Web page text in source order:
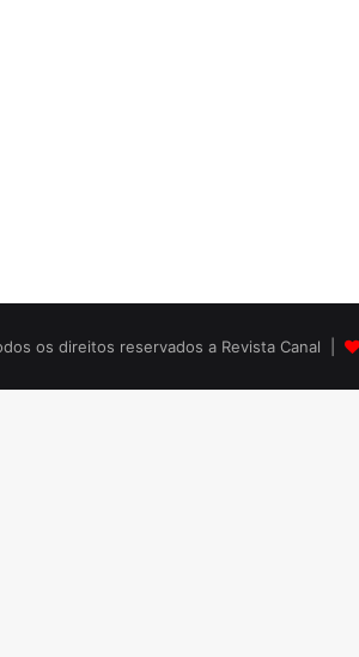
os direitos reservados a Revista Canal |